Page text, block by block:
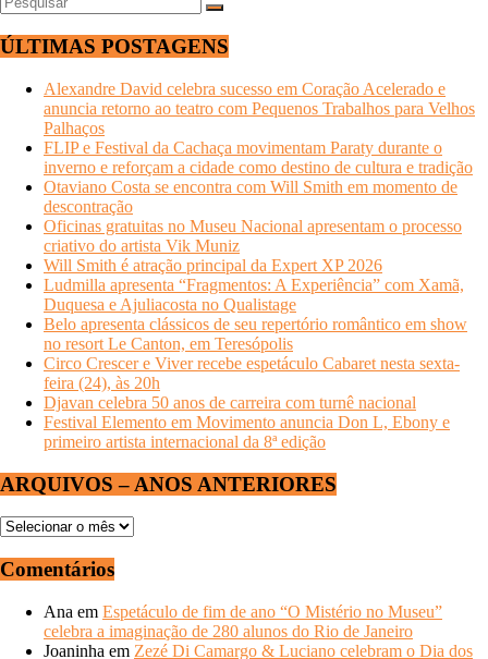
ÚLTIMAS POSTAGENS
Alexandre David celebra sucesso em Coração Acelerado e
anuncia retorno ao teatro com Pequenos Trabalhos para Velhos
Palhaços
FLIP e Festival da Cachaça movimentam Paraty durante o
inverno e reforçam a cidade como destino de cultura e tradição
Otaviano Costa se encontra com Will Smith em momento de
descontração
Oficinas gratuitas no Museu Nacional apresentam o processo
criativo do artista Vik Muniz
Will Smith é atração principal da Expert XP 2026
Ludmilla apresenta “Fragmentos: A Experiência” com Xamã,
Duquesa e Ajuliacosta no Qualistage
Belo apresenta clássicos de seu repertório romântico em show
no resort Le Canton, em Teresópolis
Circo Crescer e Viver recebe espetáculo Cabaret nesta sexta-
feira (24), às 20h
Djavan celebra 50 anos de carreira com turnê nacional
Festival Elemento em Movimento anuncia Don L, Ebony e
primeiro artista internacional da 8ª edição
ARQUIVOS – ANOS ANTERIORES
ARQUIVOS
ANOS
ANTERIORES
Comentários
Ana em Espetáculo de fim de ano “O Mistério no Museu”
celebra a imaginação de 280 alunos do Rio de Janeiro
Joaninha em Zezé Di Camargo & Luciano celebram o Dia dos